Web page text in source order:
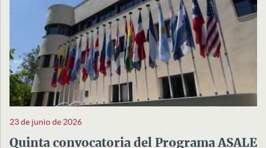
23 de junio de 2026
Quinta convocatoria del Programa ASALE